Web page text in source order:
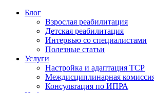
Блог
Взрослая реабилитация
Детская реабилитация
Интервью со специалистами
Полезные статьи
Услуги
Настройка и адаптация ТСР
Междисциплинарная
Консультация по ИПРА